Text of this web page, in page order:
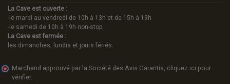
La Cave est ouverte :
-le mardi au vendredi de 10h à 13h et de 15h à 19h
-le samedi de 10h à 19h non-stop.
La Cave est fermée :
les dimanches, lundis et jours fériés.
Marchand approuvé par la Société des Avis Garantis, cliquez ici pour
vérifier.